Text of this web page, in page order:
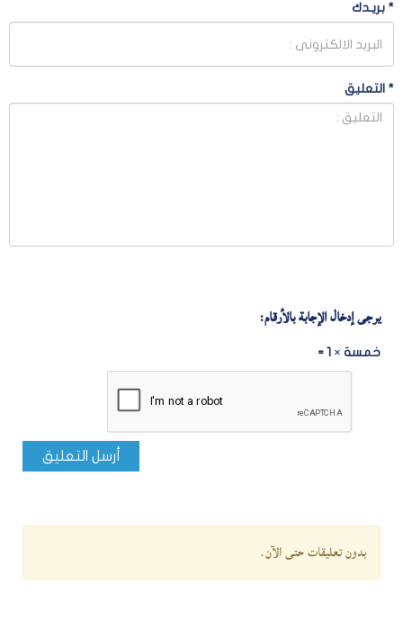
* بريـدك
* التعليق
يرجى إدخال الإجابة بالأرقام:
خمسة × 1 =
أرسل التعليق
بدون تعليقات حتى الآن.